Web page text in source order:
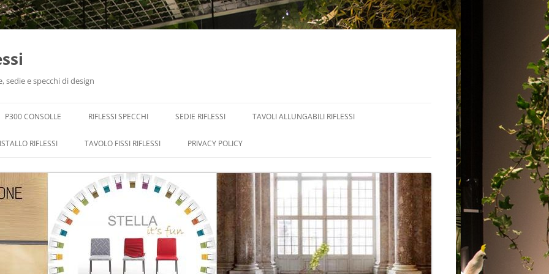
sedie e specchi di design
P300 CONSOLLE RIFLESSI SPECCHI SEDIE RIFLESSI TAVOLI ALLUNGABILI RIFLESSI
RIFLESSI TAVOLO FISSI RIFLESSI PRIVACY POLICY